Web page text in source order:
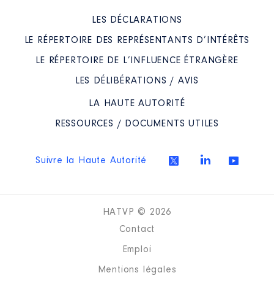
LES DÉCLARATIONS
LE RÉPERTOIRE DES REPRÉSENTANTS D’INTÉRÊTS
LE RÉPERTOIRE DE L’INFLUENCE ÉTRANGÈRE
LES DÉLIBÉRATIONS / AVIS
LA HAUTE AUTORITÉ
RESSOURCES / DOCUMENTS UTILES
Suivre la Haute Autorité
HATVP © 2026
Contact
Emploi
Mentions légales